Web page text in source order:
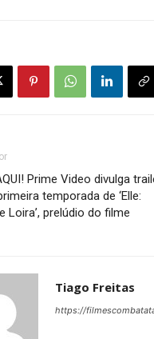
Prime Video divulga
temporada de ‘Elle:
Loira’, prelúdio do filme
Tiago Freitas
https://